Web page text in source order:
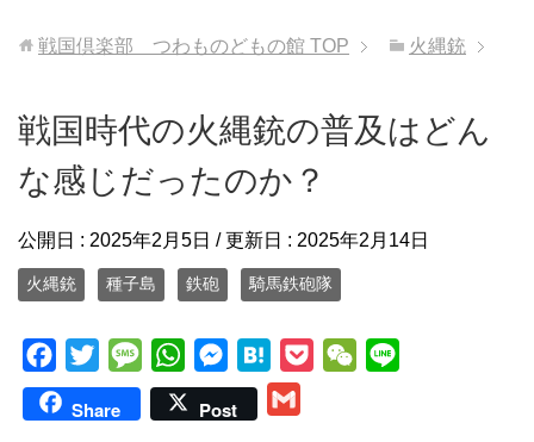
戦国倶楽部 つわものどもの館 TOP 火縄銃
戦国時代の火縄銃の普及はどん
な感じだったのか？
公開日 : 2025年2月5日 / 更新日 : 2025年2月14日
火縄銃 種子島 鉄砲 騎馬鉄砲隊
a
c
w
i
M
e
s
W
h
a
e
s
a
t
W
Share Post